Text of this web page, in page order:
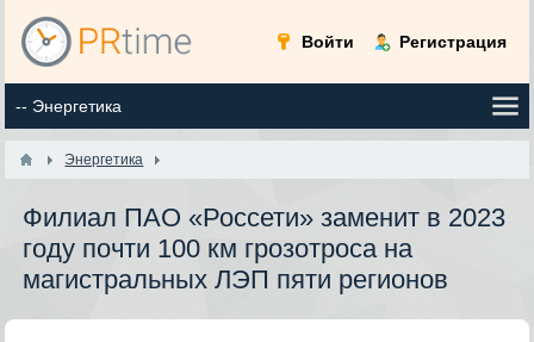
Войти Регистрация
Энергетика
Филиал ПАО «Россети» заменит в 2023
году почти 100 км грозотроса на
магистральных ЛЭП пяти регионов